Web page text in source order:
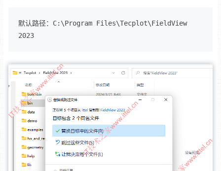
默认路径：C:\Program Files\Tecplot\FieldView
2023